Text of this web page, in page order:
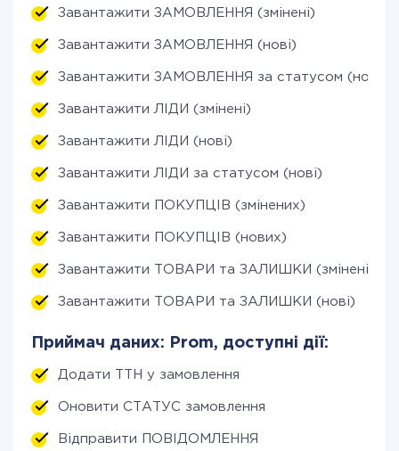
Завантажити ЗАМОВЛЕННЯ (змінені)
Завантажити ЗАМОВЛЕННЯ (нові)
Завантажити ЗАМОВЛЕННЯ за статусом (нові)
Завантажити ЛІДИ (змінені)
Завантажити ЛІДИ (нові)
Завантажити ЛІДИ за статусом (нові)
Завантажити ПОКУПЦІВ (змінених)
Завантажити ПОКУПЦІВ (нових)
Завантажити ТОВАРИ та ЗАЛИШКИ (змінені)
Завантажити ТОВАРИ та ЗАЛИШКИ (нові)
Приймач даних: Prom, доступні дії:
Додати ТТН у замовлення
Оновити СТАТУС замовлення
Відправити ПОВІДОМЛЕННЯ